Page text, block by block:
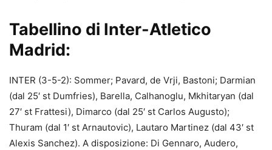
Tabellino di Inter-Atletico
Madrid:
INTER (3-5-2): Sommer; Pavard, de Vrji, Bastoni; Darmian
(dal 25′ st Dumfries), Barella, Calhanoglu, Mkhitaryan (dal
27′ st Frattesi), Dimarco (dal 25′ st Carlos Augusto);
Thuram (dal 1′ st Arnautovic), Lautaro Martinez (dal 43′ st
Alexis Sanchez). A disposizione: Di Gennaro, Audero,